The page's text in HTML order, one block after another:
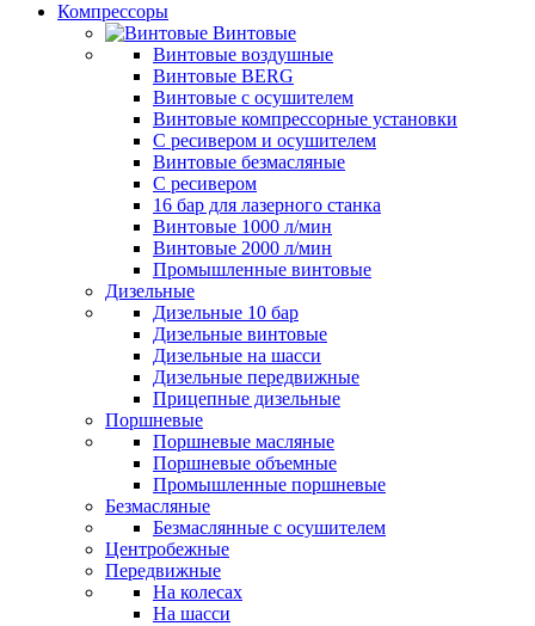
Компрессоры
Винтовые
Винтовые воздушные
Винтовые BERG
Винтовые с осушителем
Винтовые компрессорные установки
C ресивером и осушителем
Винтовые безмасляные
C ресивером
16 бар для лазерного станка
Винтовые 1000 л/мин
Винтовые 2000 л/мин
Промышленные винтовые
Дизельные
Дизельные 10 бар
Дизельные винтовые
Дизельные на шасси
Дизельные передвижные
Прицепные дизельные
Поршневые
Поршневые масляные
Поршневые объемные
Промышленные поршневые
Безмасляные
Безмаслянные с осушителем
Центробежные
Передвижные
На колесах
На шасси